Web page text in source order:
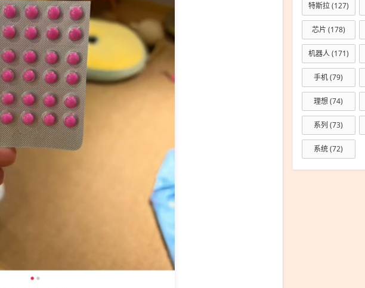
特斯拉(127)
芯片 (178)
机器人(171)
手机(79)
理想(74)
系列 (73)
系统(72)